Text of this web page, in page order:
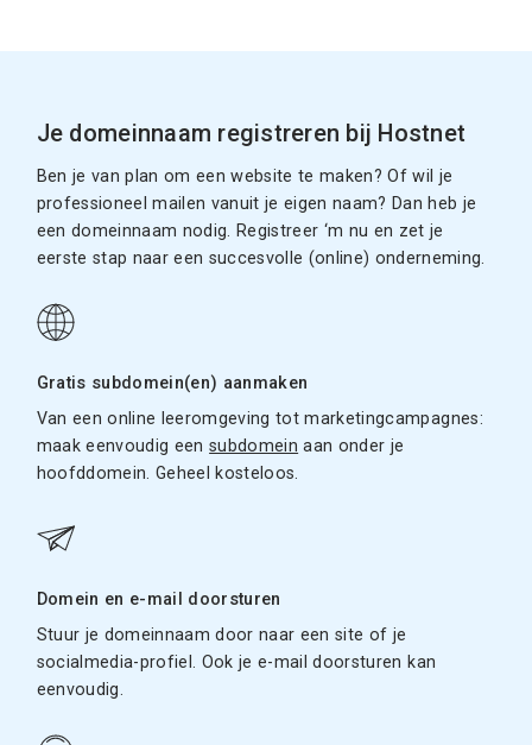
Je domeinnaam registreren bij Hostnet
Ben je van plan om een website te maken? Of wil je
professioneel mailen vanuit je eigen naam? Dan heb je
een domeinnaam nodig. Registreer ‘m nu en zet je
eerste stap naar een succesvolle (online) onderneming.
Gratis subdomein(en) aanmaken
Van een online leeromgeving tot marketingcampagnes:
maak eenvoudig eensubdomein aan onder je
hoofddomein. Geheel kosteloos.
Domein en e-mail doorsturen
Stuur je domeinnaam door naar een site of je
socialmedia-profiel. Ook je e-mail doorsturen kan
eenvoudig.